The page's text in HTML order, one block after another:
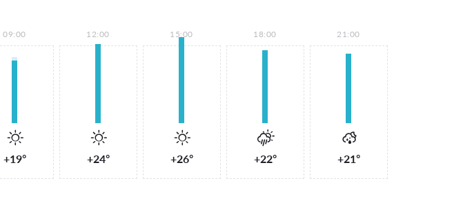
09:00
+19°
12:00
+24°
15:00
+26°
18:00
+22°
21:00
+21°